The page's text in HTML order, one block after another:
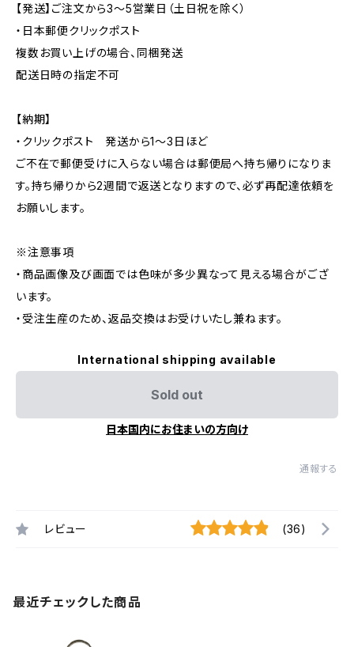
【発送】ご注文から3〜5営業日（土日祝を除く）
・日本郵便クリックポスト
複数お買い上げの場合、同梱発送
配送日時の指定不可
【納期】
・クリックポスト 発送から1〜3日ほど
ご不在で郵便受けに入らない場合は郵便局へ持ち帰りになりま
す。持ち帰りから2週間で返送となりますので、必ず再配達依頼を
お願いします。
※注意事項
・商品画像及び画面では色味が多少異なって見える場合がござ
います。
・受注生産のため、返品交換はお受けいたし兼ねます。
International shipping available
Sold out
日本国内にお住まいの方向け
通報する
レビュー (36)
最近チェックした商品